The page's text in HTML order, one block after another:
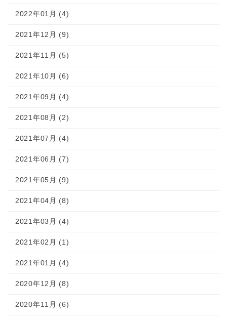
2022年01月 (4)
2021年12月 (9)
2021年11月 (5)
2021年10月 (6)
2021年09月 (4)
2021年08月 (2)
2021年07月 (4)
2021年06月 (7)
2021年05月 (9)
2021年04月 (8)
2021年03月 (4)
2021年02月 (1)
2021年01月 (4)
2020年12月 (8)
2020年11月 (6)